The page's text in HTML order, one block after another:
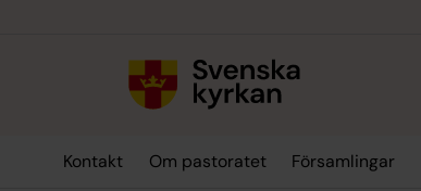
Kontakt Om pastoratet Församlingar